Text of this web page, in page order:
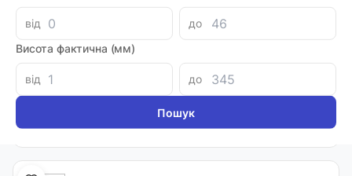
від
до
Висота фактична (мм)
від до
Вилка FS714 (70220013)
Код товара: 74941
Артикул: 70220013
Доставка 1-2 дні